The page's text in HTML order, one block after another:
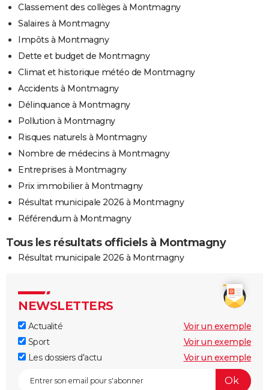
Classement des collèges à Montmagny
Salaires à Montmagny
Impôts à Montmagny
Dette et budget de Montmagny
Climat et historique météo de Montmagny
Accidents à Montmagny
Délinquance à Montmagny
Pollution à Montmagny
Risques naturels à Montmagny
Nombre de médecins à Montmagny
Entreprises à Montmagny
Prix immobilier à Montmagny
Résultat municipale 2026 à Montmagny
Référendum à Montmagny
Tous les résultats officiels à Montmagny
Résultat municipale 2026 à Montmagny
NEWSLETTERS
Actualité
Voir un exemple
Sport
Voir un exemple
Les dossiers d'actu
Voir un exemple